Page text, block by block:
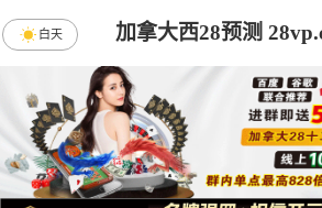
加拿大西28预测
白天